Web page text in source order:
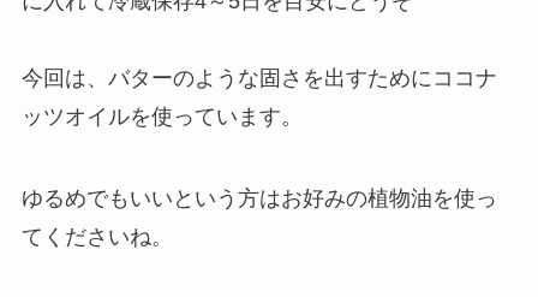
今回は、バターのような固さを出すためにココナ
ッツオイルを使っています。
ゆるめでもいいという方はお好みの植物油を使っ
てくださいね。